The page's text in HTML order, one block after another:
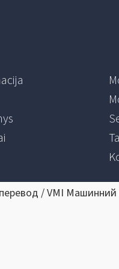
/ VMI Машинний